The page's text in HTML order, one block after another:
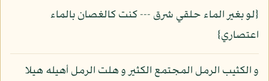
{لو بغير الماء حلقي شرق --- كنت كالغصان بالماء
اعتصاري}
و الكثيب الرمل المجتمع الكثير و هلت الرمل أهيله هيلا